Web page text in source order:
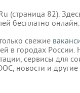
(страница 82).
бесплатно онлайн.
свежие
в городах
сервисы для
новости и